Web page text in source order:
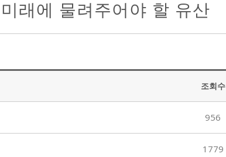
래에 물려주어야 할 유산
조회수
956
1779